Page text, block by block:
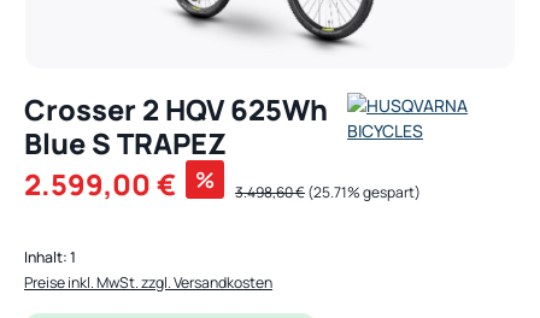
Crosser 2 HQV 625Wh
Blue S TRAPEZ
Verkaufspreis:
2.599,00 € % Regulärer Preis:
3.498,60 €(25.71% gespart)
Inhalt:1
Preise inkl. MwSt. zzgl. Versandkosten